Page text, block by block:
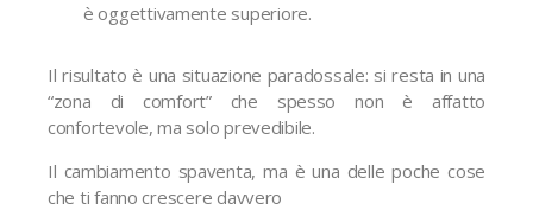
è oggettivamente superiore.
Il risultato è una situazione paradossale: si resta in una
“zona di comfort” che spesso non è affatto
confortevole, ma solo prevedibile.
Il cambiamento spaventa, ma è una delle poche cose
che ti fanno crescere davvero